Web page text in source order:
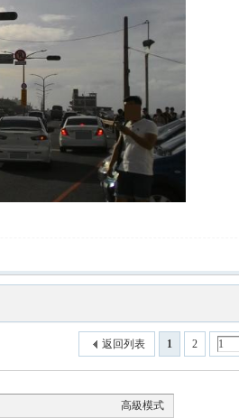
1 2
返回列表
高級模式